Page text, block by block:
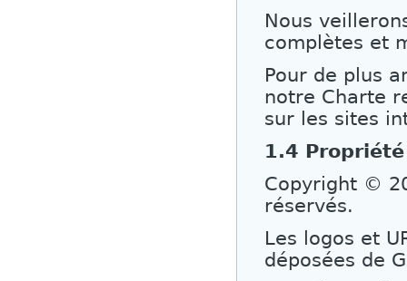
Nous
complètes et
Pour de plus
notre Charte
sur les sites
1.4
Copyright ©
réservés.
Les logos et
déposées de